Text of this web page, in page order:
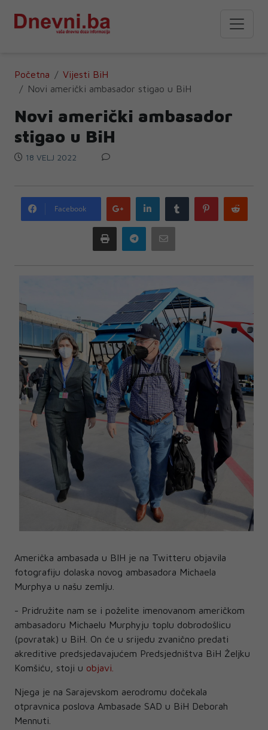
Početna
Vijesti BiH
Novi američki ambasador stigao u BiH
Novi američki ambasador
stigao u BiH
18 VELJ 2022
Facebook
Google
plus
LinkedIn Tumblr Pinterest
Print Telegram
Američka ambasada u BIH je na Twitteru objavila
fotografiju dolaska novog ambasadora Michaela
Murphya u našu zemlju.
- Pridružite nam se i poželite imenovanom američkom
ambasadoru Michaelu Murphyju toplu dobrodošlicu
(povratak) u BiH. On će u srijedu zvanično predati
akreditive predsjedavajućem Predsjedništva BiH Željku
Komšiću, stoji u objavi.
Njega je na Sarajevskom aerodromu dočekala
otpravnica poslova Ambasade SAD u BiH Deborah
Mennuti.